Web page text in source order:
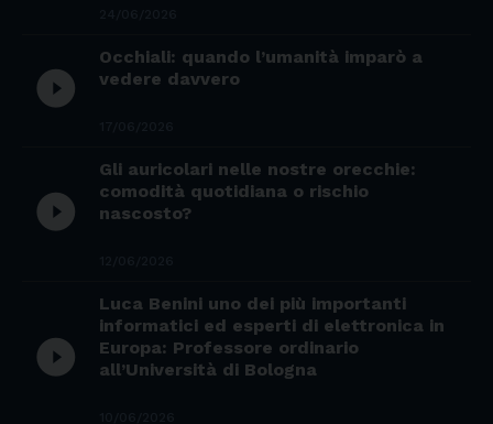
play_circle_filled
Occhiali: quando l’umanità imparò a
vedere davvero
play_circle_filled
Gli auricolari nelle nostre orecchie:
comodità quotidiana o rischio
nascosto?
play_circle_filled
Luca Benini uno dei più importanti
informatici ed esperti di elettronica in
Europa: Professore ordinario
all’Università di Bologna